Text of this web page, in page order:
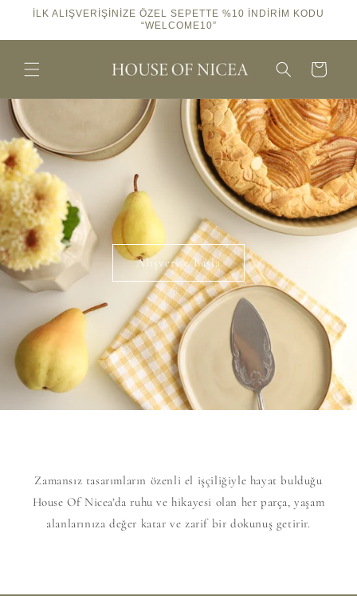
İçeriğe
İLK ALIŞVERİŞİNİZE ÖZEL SEPETTE %10 İNDİRİM KODU
“WELCOME10”
Sepet
Alışverişe Başla
Zamansız tasarımların özenli el işçiliğiyle hayat bulduğu
House Of Nicea’da ruhu ve hikayesi olan her parça, yaşam
alanlarınıza değer katar ve zarif bir dokunuş getirir.